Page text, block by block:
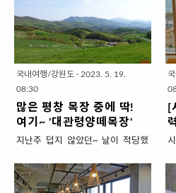
통에 하나쯤 있기 마련인... 순댓국
집. 돼지 고기를 삶고 끓여서 입구부
터 쿰쿰한 냄새가 나는게 보통이지
만 옥봉식당은 매장 분위기부터 음
식의 맛까지..
꼭 넣어서 커피를 마시며 잠시 휴식
의 시간을 갖습니다. 2시간을 운전
해서 막국수 한사발 때리고~ 목장
으로 가기전, 쉬었다 가기 위해 '카
풍경을 거의 본 못것 같아요. 어딜가
나 대파, 무, 당근... 밭 밖에 못봤습
니다. 카페 연월일는 멀리 평창의 푸
여있는 곳인데요. 월정사 가는 길에
떠억~~하니 있으니 들러서 평창스
~
국내여행/강원도 · 2023. 5. 19.
08:30
많은 평창 목장 중에 딱!
여기~ '대관령양떼목장'
지난주 덥지 않았던~ 날이 적당했
다. 평창에는 삼양, 하늘, 양떼라는
이름이 알려진 목장이 있고 그 밖에
[